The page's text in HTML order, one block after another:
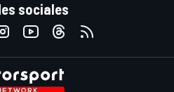
sociales